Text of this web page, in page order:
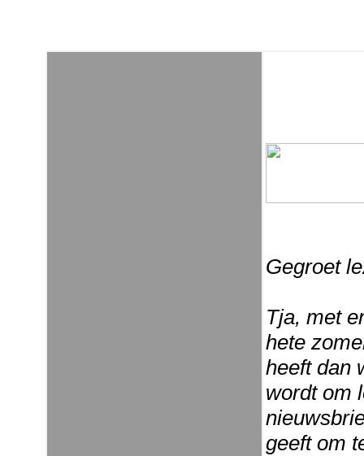
Gegroet
Tja, met
hete
heeft dan
wordt om
geeft om